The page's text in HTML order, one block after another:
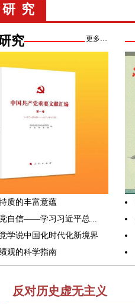
究
究 更多…
质的丰富意蕴
自信——学习习近平总...
学说中国化时代化新境界
观的科学指南
反对历史虚无主义